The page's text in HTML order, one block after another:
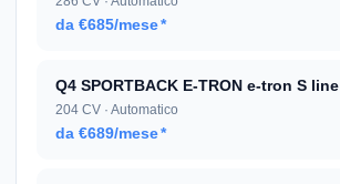
da €685/mese*
Q4 SPORTBACK E-TRON e-tron S line
204 CV · Automatico
da €689/mese*